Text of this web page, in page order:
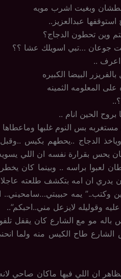
وبغيت اشرب مويه
عبدالعزيز..
وين تحطون الدجاج؟
جوعان …تبي اسويلك عشا ؟؟
اعرف ..
البيضا الكبيره
المعلومه الثمينه
بروح الحين انام ..
بس النوم غلبها وماعطاها
الدجاج ..يحطهم بكيس
يحس بقرارة نفسه ان اللي
لعبوا براسه .. وبينما كان
يدري ان امه بتكشف طلعته
وكتب..” يمه حبيبتي…سامحيني..
وقوليله لايزعل مني..احبكم”..
باله مو مع الشارع كان يقفل
طاح الكيس منه ولما انحنى
ان اللي فيها ماكان صاحي